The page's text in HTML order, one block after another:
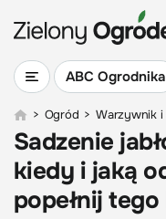
ABC Ogrodnika
> Ogród > Warzywnik i
Sadzenie
kiedy i jaką
popełnij tego